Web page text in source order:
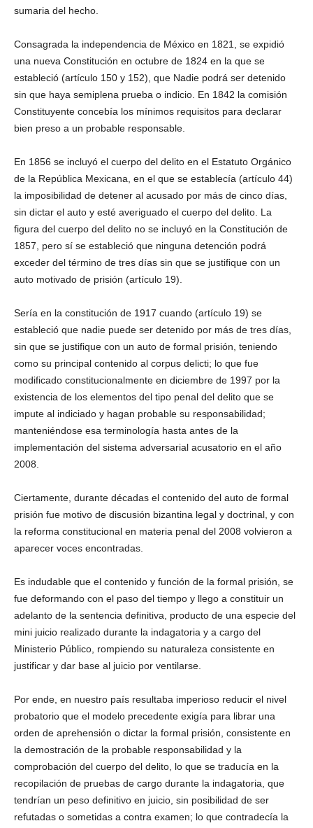
sumaria del hecho.
Consagrada la independencia de México en 1821, se expidió
una nueva Constitución en octubre de 1824 en la que se
estableció (artículo 150 y 152), que Nadie podrá ser detenido
sin que haya semiplena prueba o indicio. En 1842 la comisión
Constituyente concebía los mínimos requisitos para declarar
bien preso a un probable responsable.
En 1856 se incluyó el cuerpo del delito en el Estatuto Orgánico
de la República Mexicana, en el que se establecía (artículo 44)
la imposibilidad de detener al acusado por más de cinco días,
sin dictar el auto y esté averiguado el cuerpo del delito. La
figura del cuerpo del delito no se incluyó en la Constitución de
1857, pero sí se estableció que ninguna detención podrá
exceder del término de tres días sin que se justifique con un
auto motivado de prisión (artículo 19).
Sería en la constitución de 1917 cuando (artículo 19) se
estableció que nadie puede ser detenido por más de tres días,
sin que se justifique con un auto de formal prisión, teniendo
como su principal contenido al corpus delicti; lo que fue
modificado constitucionalmente en diciembre de 1997 por la
existencia de los elementos del tipo penal del delito que se
impute al indiciado y hagan probable su responsabilidad;
manteniéndose esa terminología hasta antes de la
implementación del sistema adversarial acusatorio en el año
2008.
Ciertamente, durante décadas el contenido del auto de formal
prisión fue motivo de discusión bizantina legal y doctrinal, y con
la reforma constitucional en materia penal del 2008 volvieron a
aparecer voces encontradas.
Es indudable que el contenido y función de la formal prisión, se
fue deformando con el paso del tiempo y llego a constituir un
adelanto de la sentencia definitiva, producto de una especie del
mini juicio realizado durante la indagatoria y a cargo del
Ministerio Público, rompiendo su naturaleza consistente en
justificar y dar base al juicio por ventilarse.
Por ende, en nuestro país resultaba imperioso reducir el nivel
probatorio que el modelo precedente exigía para librar una
orden de aprehensión o dictar la formal prisión, consistente en
la demostración de la probable responsabilidad y la
comprobación del cuerpo del delito, lo que se traducía en la
recopilación de pruebas de cargo durante la indagatoria, que
tendrían un peso definitivo en juicio, sin posibilidad de ser
refutadas o sometidas a contra examen; lo que contradecía la